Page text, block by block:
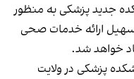
دانشکده جدید پزشکی به منظور
ارائه خدمات صحی
خواهد شد.
پزشکی در ولایت